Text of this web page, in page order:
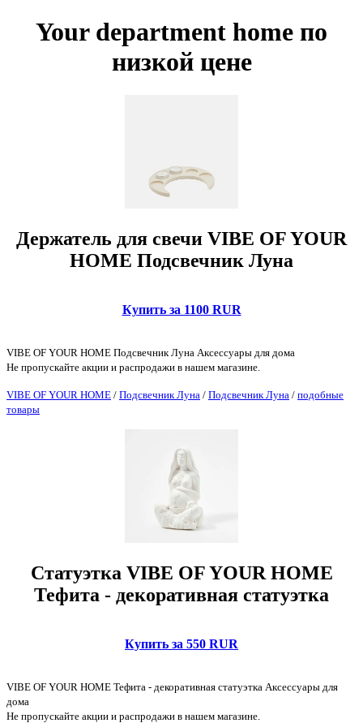
Your department home по
низкой цене
Держатель для свечи VIBE OF YOUR
HOME Подсвечник Луна
Купить за 1100 RUR
VIBE OF YOUR HOME Подсвечник Луна Аксессуары для дома
Не пропускайте акции и распродажи в нашем магазине.
VIBE OF YOUR HOME / Подсвечник Луна / Подсвечник Луна / подобные
товары
Статуэтка VIBE OF YOUR HOME
Тефита - декоративная статуэтка
Купить за 550 RUR
VIBE OF YOUR HOME Тефита - декоративная статуэтка Аксессуары для
дома
Не пропускайте акции и распродажи в нашем магазине.